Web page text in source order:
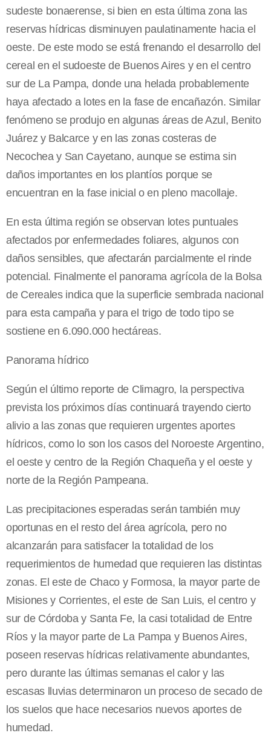
sudeste bonaerense, si bien en esta última zona las
reservas hídricas disminuyen paulatinamente hacia el
oeste. De este modo se está frenando el desarrollo del
cereal en el sudoeste de Buenos Aires y en el centro
sur de La Pampa, donde una helada probablemente
haya afectado a lotes en la fase de encañazón. Similar
fenómeno se produjo en algunas áreas de Azul, Benito
Juárez y Balcarce y en las zonas costeras de
Necochea y San Cayetano, aunque se estima sin
daños importantes en los plantíos porque se
encuentran en la fase inicial o en pleno macollaje.
En esta última región se observan lotes puntuales
afectados por enfermedades foliares, algunos con
daños sensibles, que afectarán parcialmente el rinde
potencial. Finalmente el panorama agrícola de la Bolsa
de Cereales indica que la superficie sembrada nacional
para esta campaña y para el trigo de todo tipo se
sostiene en 6.090.000 hectáreas.
Panorama hídrico
Según el último reporte de Climagro, la perspectiva
prevista los próximos días continuará trayendo cierto
alivio a las zonas que requieren urgentes aportes
hídricos, como lo son los casos del Noroeste Argentino,
el oeste y centro de la Región Chaqueña y el oeste y
norte de la Región Pampeana.
Las precipitaciones esperadas serán también muy
oportunas en el resto del área agrícola, pero no
alcanzarán para satisfacer la totalidad de los
requerimientos de humedad que requieren las distintas
zonas. El este de Chaco y Formosa, la mayor parte de
Misiones y Corrientes, el este de San Luis, el centro y
sur de Córdoba y Santa Fe, la casi totalidad de Entre
Ríos y la mayor parte de La Pampa y Buenos Aires,
poseen reservas hídricas relativamente abundantes,
pero durante las últimas semanas el calor y las
escasas lluvias determinaron un proceso de secado de
los suelos que hace necesarios nuevos aportes de
humedad.